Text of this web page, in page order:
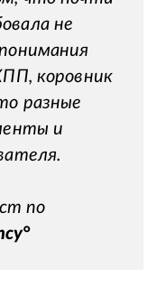
не
коровник
разные
и
по